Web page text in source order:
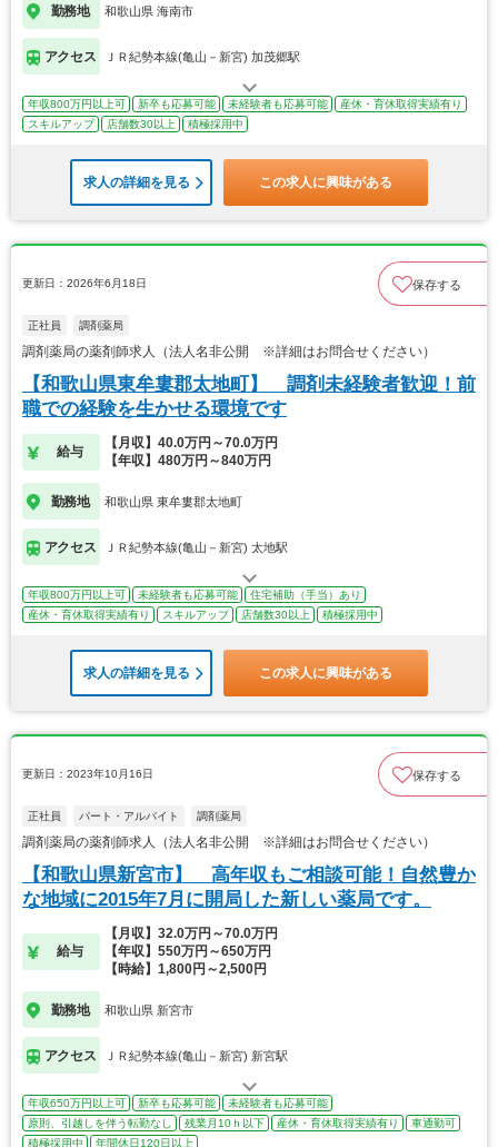
勤務地 和歌山県 海南市
アクセス ＪＲ紀勢本線(亀山－新宮) 加茂郷駅
年収800万円以上可 新卒も応募可能 未経験者も応募可能
産休・育休取得実績有り
スキルアップ
店舗数30以上 積極採用中
求人の詳細を見る この求人に興味がある
更新日：2026年6月18日 保存する
正社員 調剤薬局
調剤薬局の薬剤師求人（法人名非公開 ※詳細はお問合せください）
【和歌山県東牟婁郡太地町】 調剤未経験者歓迎！前
職での経験を生かせる環境です
給与
【月収】40.0万円～70.0万円
【年収】480万円～840万円
勤務地 和歌山県 東牟婁郡太地町
アクセス ＪＲ紀勢本線(亀山－新宮) 太地駅
年収800万円以上可 未経験者も応募可能
住宅補助（手当）あり
産休・育休取得実績有り
スキルアップ 店舗数30以上 積極採用中
求人の詳細を見る この求人に興味がある
更新日：2023年10月16日 保存する
正社員 パート・アルバイト 調剤薬局
調剤薬局の薬剤師求人（法人名非公開 ※詳細はお問合せください）
【和歌山県新宮市】 高年収もご相談可能！自然豊か
な地域に2015年7月に開局した新しい薬局です。
給与
【月収】32.0万円～70.0万円
【年収】550万円～650万円
【時給】1,800円～2,500円
勤務地 和歌山県 新宮市
アクセス ＪＲ紀勢本線(亀山－新宮) 新宮駅
年収650万円以上可 新卒も応募可能
未経験者も応募可能
原則、引越しを伴う転勤なし
残業月10ｈ以下 産休・育休取得実績有り
車通勤可
積極採用中
年間休日120日以上